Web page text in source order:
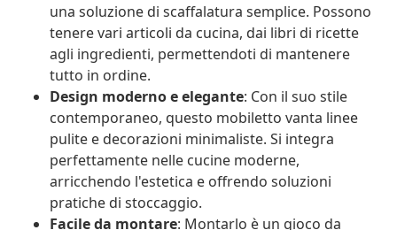
una soluzione di scaffalatura semplice. Possono
tenere vari articoli da cucina, dai libri di ricette
agli ingredienti, permettendoti di mantenere
tutto in ordine.
Design moderno e elegante: Con il suo stile
contemporaneo, questo mobiletto vanta linee
pulite e decorazioni minimaliste. Si integra
perfettamente nelle cucine moderne,
arricchendo l'estetica e offrendo soluzioni
pratiche di stoccaggio.
Facile da montare: Montarlo è un gioco da